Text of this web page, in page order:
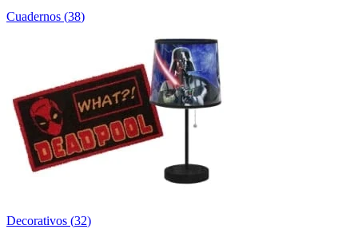
Cuadernos (38)
Decorativos (32)